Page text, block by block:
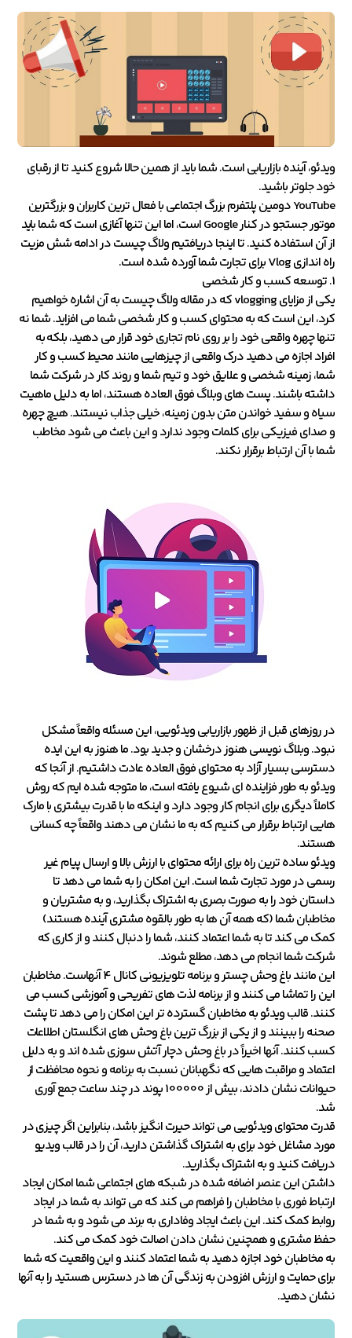
ویدئو، آینده بازاریابی است. شما باید از همین حالا شروع کنید تا از رقبای
خود جلوتر باشید.
YouTube دومین پلتفرم بزرگ اجتماعی با فعال ترین کاربران و بزرگترین
موتور جستجو در کنار Google است، اما این تنها آغازی است که شما باید
از آن استفاده کنید. تا اینجا دریافتیم ولاگ چیست در ادامه شش مزیت
راه اندازی Vlog برای تجارت شما آورده شده است.
1. توسعه کسب و کار شخصی
یکی از مزایای vlogging که در مقاله ولاگ چیست به آن اشاره خواهیم
کرد، این است که به محتوای کسب و کار شخصی شما می افزاید. شما نه
تنها چهره واقعی خود را بر روی نام تجاری خود قرار می دهید، بلکه به
افراد اجازه می دهید درک واقعی از چیزهایی مانند محیط کسب و کار
شما، زمینه شخصی و علایق خود و تیم شما و روند کار در شرکت شما
داشته باشند. پست های وبلاگ فوق العاده هستند، اما به دلیل ماهیت
سیاه و سفید خواندن متن بدون زمینه، خیلی جذاب نیستند. هیچ چهره
و صدای فیزیکی برای کلمات وجود ندارد و این باعث می شود مخاطب
شما با آن ارتباط برقرار نکند.
در روزهای قبل از ظهور بازاریابی ویدئویی، این مسئله واقعاً مشکل
نبود. وبلاگ نویسی هنوز درخشان و جدید بود. ما هنوز به این ایده
دسترسی بسیار آزاد به محتوای فوق العاده عادت داشتیم. از آنجا که
ویدئو به طور فزاینده ای شیوع یافته است، ما متوجه شده ایم که روش
کاملاً دیگری برای انجام کار وجود دارد و اینکه ما با قدرت بیشتری با مارک
هایی ارتباط برقرار می کنیم که به ما نشان می دهند واقعاً چه کسانی
هستند.
ویدئو ساده ترین راه برای ارائه محتوای با ارزش بالا و ارسال پیام غیر
رسمی در مورد تجارت شما است. این امکان را به شما می دهد تا
داستان خود را به صورت بصری به اشتراک بگذارید، و به مشتریان و
مخاطبان شما (که همه آن ها به طور بالقوه مشتری آینده هستند)
کمک می کند تا به شما اعتماد کنند، شما را دنبال کنند و از کاری که
شرکت شما انجام می دهد، مطلع شوند.
این مانند باغ وحش چستر و برنامه تلویزیونی کانال 4 آنهاست. مخاطبان
این را تماشا می کنند و از برنامه لذت های تفریحی و آموزشی کسب می
کنند. قالب ویدئو به مخاطبان گسترده تر این امکان را می دهد تا پشت
صحنه را ببینند و از یکی از بزرگ ترین باغ وحش های انگلستان اطلاعات
کسب کنند. آنها اخیراً در باغ وحش دچار آتش سوزی شده اند و به دلیل
اعتماد و مراقبت هایی که نگهبانان نسبت به برنامه و نحوه محافظت از
حیوانات نشان دادند، بیش از 100000 پوند در چند ساعت جمع آوری
شد.
قدرت محتوای ویدئویی می تواند حیرت انگیز باشد، بنابراین اگر چیزی در
مورد مشاغل خود برای به اشتراک گذاشتن دارید، آن را در قالب ویدیو
دریافت کنید و به اشتراک بگذارید.
داشتن این عنصر اضافه شده در شبکه های اجتماعی شما امکان ایجاد
ارتباط فوری با مخاطبان را فراهم می کند که می تواند به شما در ایجاد
روابط کمک کند. این باعث ایجاد وفاداری به برند می شود و به شما در
حفظ مشتری و همچنین نشان دادن اصالت خود کمک می کند.
به مخاطبان خود اجازه دهید به شما اعتماد کنند و این واقعیت که شما
برای حمایت و ارزش افزودن به زندگی آن ها در دسترس هستید را به آنها
نشان دهید.